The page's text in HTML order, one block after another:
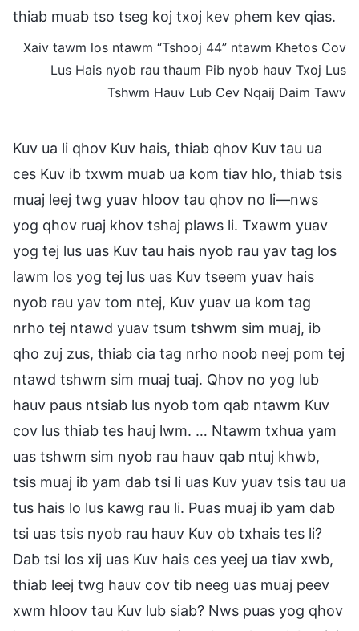
thiab muab tso tseg koj txoj kev phem kev qias.
Xaiv tawm los ntawm “Tshooj 44” ntawm Khetos Cov
Lus Hais nyob rau thaum Pib nyob hauv Txoj Lus
Tshwm Hauv Lub Cev Nqaij Daim Tawv
Kuv ua li qhov Kuv hais, thiab qhov Kuv tau ua
ces Kuv ib txwm muab ua kom tiav hlo, thiab tsis
muaj leej twg yuav hloov tau qhov no li—nws
yog qhov ruaj khov tshaj plaws li. Txawm yuav
yog tej lus uas Kuv tau hais nyob rau yav tag los
lawm los yog tej lus uas Kuv tseem yuav hais
nyob rau yav tom ntej, Kuv yuav ua kom tag
nrho tej ntawd yuav tsum tshwm sim muaj, ib
qho zuj zus, thiab cia tag nrho noob neej pom tej
ntawd tshwm sim muaj tuaj. Qhov no yog lub
hauv paus ntsiab lus nyob tom qab ntawm Kuv
cov lus thiab tes hauj lwm. … Ntawm txhua yam
uas tshwm sim nyob rau hauv qab ntuj khwb,
tsis muaj ib yam dab tsi li uas Kuv yuav tsis tau ua
tus hais lo lus kawg rau li. Puas muaj ib yam dab
tsi uas tsis nyob rau hauv Kuv ob txhais tes li?
Dab tsi los xij uas Kuv hais ces yeej ua tiav xwb,
thiab leej twg hauv cov tib neeg uas muaj peev
xwm hloov tau Kuv lub siab? Nws puas yog qhov